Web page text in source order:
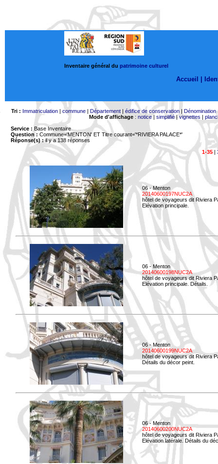
Inventaire général du patrimoine culturel
Accueil |
Tri : Immatriculation| commune| Département| édifice de conservation| Dénomination
Mode d'affichage: notice| simplifié|vignettes |
Service : Base Inventaire
Question : Commune='MENTON' ET Titre courant='*RIVIERA PALACE*'
Réponse(s) :il y a 138 réponses
1-35|
06 - Menton
20140600197NUC2A
hôtel de voyageurs dit Riviera
Elévation principale.
06 - Menton
20140600198NUC2A
hôtel de voyageurs dit Riviera
Elévation principale. Détails.
06 - Menton
20140600199NUC2A
hôtel de voyageurs dit Riviera
Détails du décor peint.
06 - Menton
20140600200NUC2A
hôtel de voyageurs dit Riviera
Elévation latérale. Détails du